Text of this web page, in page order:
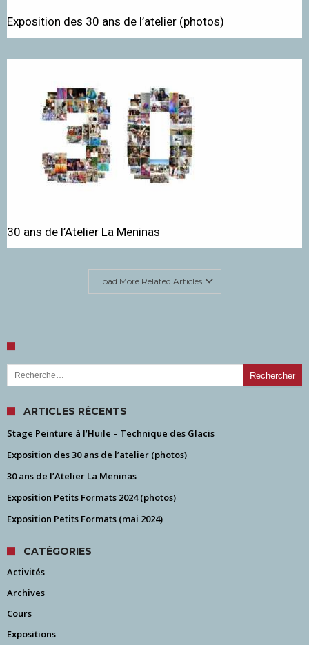
Exposition des 30 ans de l’atelier (photos)
30 ans de l’Atelier La Meninas
Load More Related Articles
Rechercher :
ARTICLES RÉCENTS
Stage Peinture à l’Huile – Technique des Glacis
Exposition des 30 ans de l’atelier (photos)
30 ans de l’Atelier La Meninas
Exposition Petits Formats 2024 (photos)
Exposition Petits Formats (mai 2024)
CATÉGORIES
Activités
Archives
Cours
Expositions